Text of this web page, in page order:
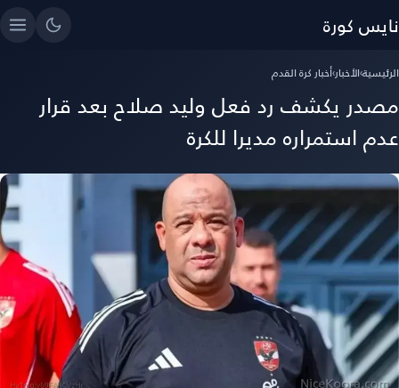
نايس كورة
الرئيسية›الأخبار›أخبار كرة القدم
مصدر يكشف رد فعل وليد صلاح بعد قرار
عدم استمراره مديرا للكرة